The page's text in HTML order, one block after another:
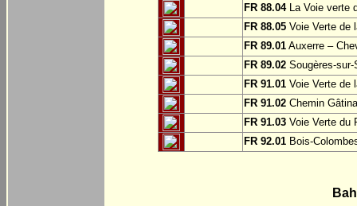
FR 88.04La Voie verte
FR 88.05 Voie Verte de
FR 89.01 Auxerre –
FR 89.02 Sougères-
FR 91.01 Voie Verte de
FR 91.02 Chemin
FR 91.03 Voie Verte du
FR 92.01 Bois-